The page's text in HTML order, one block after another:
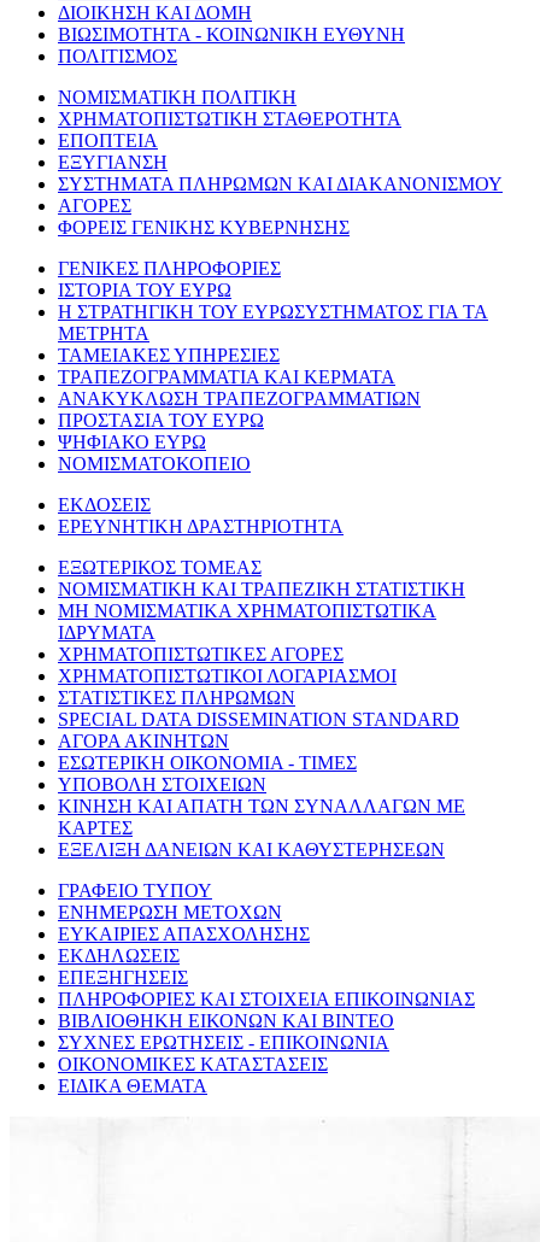
ΔΙΟΙΚΗΣΗ ΚΑΙ ΔΟΜΗ
ΒΙΩΣΙΜΟΤΗΤΑ - ΚΟΙΝΩΝΙΚΗ ΕΥΘΥΝΗ
ΠΟΛΙΤΙΣΜΟΣ
ΝΟΜΙΣΜΑΤΙΚΗ ΠΟΛΙΤΙΚΗ
ΧΡΗΜΑΤΟΠΙΣΤΩΤΙΚΗ ΣΤΑΘΕΡΟΤΗΤΑ
ΕΠΟΠΤΕΙΑ
ΕΞΥΓΙΑΝΣΗ
ΣΥΣΤΗΜΑΤΑ ΠΛΗΡΩΜΩΝ ΚΑΙ ΔΙΑΚΑΝΟΝΙΣΜΟΥ
ΑΓΟΡΕΣ
ΦΟΡΕΙΣ ΓΕΝΙΚΗΣ ΚΥΒΕΡΝΗΣΗΣ
ΓΕΝΙΚΕΣ ΠΛΗΡΟΦΟΡΙΕΣ
ΙΣΤΟΡΙΑ ΤΟΥ ΕΥΡΩ
Η ΣΤΡΑΤΗΓΙΚΗ ΤΟΥ ΕΥΡΩΣΥΣΤΗΜΑΤΟΣ ΓΙΑ ΤΑ
ΜΕΤΡΗΤΑ
ΤΑΜΕΙΑΚΕΣ ΥΠΗΡΕΣΙΕΣ
ΤΡΑΠΕΖΟΓΡΑΜΜΑΤΙΑ ΚΑΙ ΚΕΡΜΑΤΑ
ΑΝΑΚΥΚΛΩΣΗ ΤΡΑΠΕΖΟΓΡΑΜΜΑΤΙΩΝ
ΠΡΟΣΤΑΣΙΑ ΤΟΥ ΕΥΡΩ
ΨΗΦΙΑΚΟ ΕΥΡΩ
ΝΟΜΙΣΜΑΤΟΚΟΠΕΙΟ
ΕΚΔΟΣΕΙΣ
ΕΡΕΥΝΗΤΙΚΗ ΔΡΑΣΤΗΡΙΟΤΗΤΑ
ΕΞΩΤΕΡΙΚΟΣ ΤΟΜΕΑΣ
ΝΟΜΙΣΜΑΤΙΚΗ ΚΑΙ ΤΡΑΠΕΖΙΚΗ ΣΤΑΤΙΣΤΙΚΗ
ΜΗ ΝΟΜΙΣΜΑΤΙΚΑ ΧΡΗΜΑΤΟΠΙΣΤΩΤΙΚΑ
ΙΔΡΥΜΑΤΑ
ΧΡΗΜΑΤΟΠΙΣΤΩΤΙΚΕΣ ΑΓΟΡΕΣ
ΧΡΗΜΑΤΟΠΙΣΤΩΤΙΚΟΙ ΛΟΓΑΡΙΑΣΜΟΙ
ΣΤΑΤΙΣΤΙΚΕΣ ΠΛΗΡΩΜΩΝ
SPECIAL DATA DISSEMINATION STANDARD
ΑΓΟΡΑ ΑΚΙΝΗΤΩΝ
ΕΣΩΤΕΡΙΚΗ ΟΙΚΟΝΟΜΙΑ - ΤΙΜΕΣ
ΥΠΟΒΟΛΗ ΣΤΟΙΧΕΙΩΝ
ΚΙΝΗΣΗ ΚΑΙ ΑΠΑΤΗ ΤΩΝ ΣΥΝΑΛΛΑΓΩΝ ΜΕ
ΚΑΡΤΕΣ
ΕΞΕΛΙΞΗ ΔΑΝΕΙΩΝ ΚΑΙ ΚΑΘΥΣΤΕΡΗΣΕΩΝ
ΓΡΑΦΕΙΟ ΤΥΠΟΥ
ΕΝΗΜΕΡΩΣΗ ΜΕΤΟΧΩΝ
ΕΥΚΑΙΡΙΕΣ ΑΠΑΣΧΟΛΗΣΗΣ
ΕΚΔΗΛΩΣΕΙΣ
ΕΠΕΞΗΓΗΣΕΙΣ
ΠΛΗΡΟΦΟΡΙΕΣ ΚΑΙ ΣΤΟΙΧΕΙΑ ΕΠΙΚΟΙΝΩΝΙΑΣ
ΒΙΒΛΙΟΘΗΚΗ ΕΙΚΟΝΩΝ ΚΑΙ ΒΙΝΤΕΟ
ΣΥΧΝΕΣ ΕΡΩΤΗΣΕΙΣ - ΕΠΙΚΟΙΝΩΝΙΑ
ΟΙΚΟΝΟΜΙΚΕΣ ΚΑΤΑΣΤΑΣΕΙΣ
ΕΙΔΙΚΑ ΘΕΜΑΤΑ